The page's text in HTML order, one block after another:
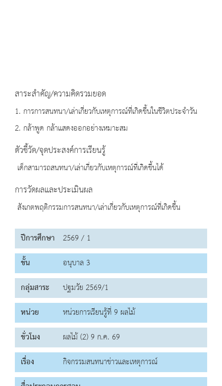
สาระสำคัญ/ความคิดรวมยอด
1. การการสนทนา/เล่าเกี่ยวกับเหตุการณ์ที่เกิดขึ้นในชีวิตประจำวัน
2. กล้าพูด กล้าแสดงออกอย่างเหมาะสม
ตัวชี้วัด/จุดประสงค์การเรียนรู้
เด็กสามารถสนทนา/เล่าเกี่ยวกับเหตุการณ์ที่เกิดขึ้นได้
การวัดผลและประเมินผล
สังเกตพฤติกรรมการสนทนา/เล่าเกี่ยวกับเหตุการณ์ที่เกิดขึ้น
ปีการศึกษา 2569 / 1
ชั้น
อนุบาล 3
กลุ่มสาระ
ปฐมวัย 2569/1
หน่วย
หน่วยการเรียนรู้ที่ 9 ผลไม้
ชั่วโมง
ผลไม้ (2) 9 ก.ค. 69
เรื่อง
กิจกรรมสนทนาข่าวและเหตุการณ์